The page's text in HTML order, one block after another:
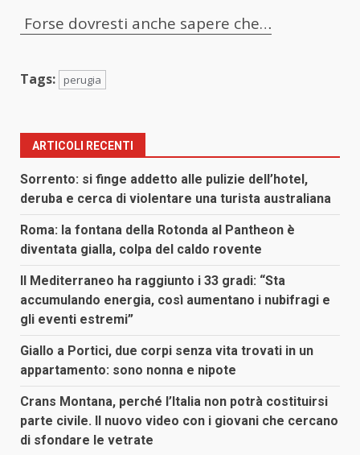
Forse dovresti anche sapere che…
Tags: perugia
ARTICOLI RECENTI
Sorrento: si finge addetto alle pulizie dell’hotel,
deruba e cerca di violentare una turista australiana
Roma: la fontana della Rotonda al Pantheon è
diventata gialla, colpa del caldo rovente
Il Mediterraneo ha raggiunto i 33 gradi: “Sta
accumulando energia, così aumentano i nubifragi e
gli eventi estremi”
Giallo a Portici, due corpi senza vita trovati in un
appartamento: sono nonna e nipote
Crans Montana, perché l’Italia non potrà costituirsi
parte civile. Il nuovo video con i giovani che cercano
di sfondare le vetrate